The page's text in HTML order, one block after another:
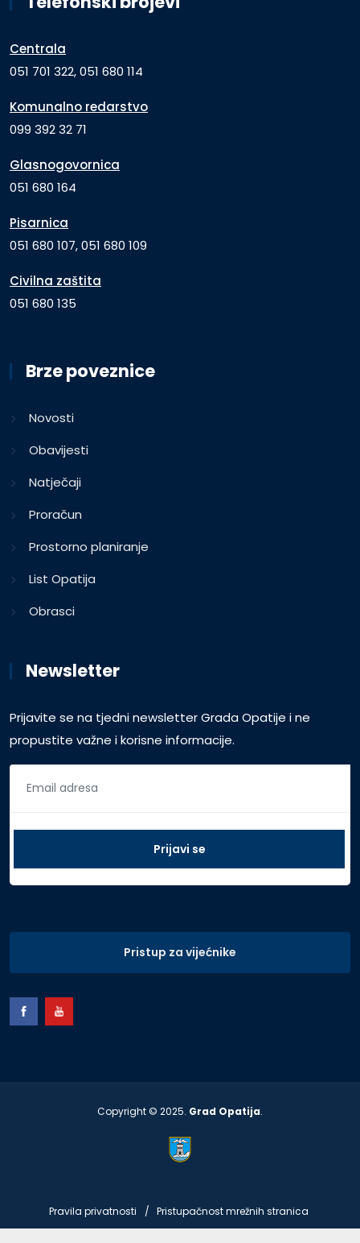
Centrala
051 701 322, 051 680 114
Komunalno redarstvo
099 392 32 71
Glasnogovornica
051 680 164
Pisarnica
051 680 107, 051 680 109
Civilna zaštita
051 680 135
Brze poveznice
Novosti
Obavijesti
Natječaji
Proračun
Prostorno planiranje
List Opatija
Obrasci
Newsletter
Prijavite se na tjedni newsletter Grada Opatije i ne
propustite važne i korisne informacije.
Pristup za vijećnike
Copyright © 2025. Grad Opatija.
Pravila privatnosti Pristupačnost mrežnih stranica